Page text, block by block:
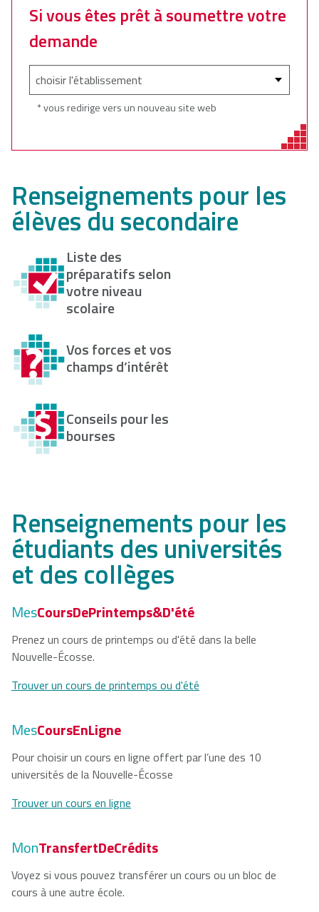
Si vous êtes prêt à soumettre votre
demande
* vous redirige vers un nouveau site web
Renseignements pour les
élèves du secondaire
Liste des
préparatifs selon
votre niveau
scolaire
Vos forces et vos
champs d’intérêt
Conseils pour les
bourses
Renseignements pour les
étudiants des universités
et des collèges
MesCoursDePrintemps&D'été
Prenez un cours de printemps ou d'été dans la belle
Nouvelle-Écosse.
Trouver un cours de printemps ou d'été
MesCoursEnLigne
Pour choisir un cours en ligne offert par l’une des 10
universités de la Nouvelle-Écosse
Trouver un cours en ligne
MonTransfertDeCrédits
Voyez si vous pouvez transférer un cours ou un bloc de
cours à une autre école.